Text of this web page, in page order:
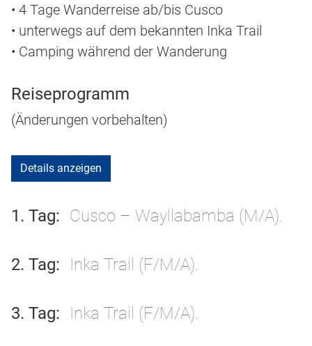
• 4 Tage Wanderreise ab/bis Cusco
• unterwegs auf dem bekannten Inka Trail
• Camping während der Wanderung
Reiseprogramm
(Änderungen vorbehalten)
Details anzeigen
1. Tag Cusco – Wayllabamba (M/A).
2. Tag Inka Trail (F/M/A).
3. Tag Inka Trail (F/M/A).